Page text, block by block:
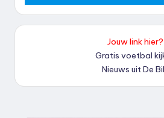
Jouw link hier?
Gratis voetbal
Nieuws uit De